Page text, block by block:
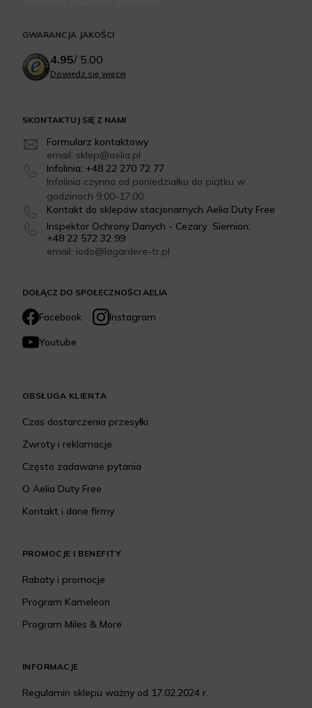
DOŁĄCZ DO SPOŁECZNOŚCI AELIA
Facebook
Instagram
Youtube
SKONTAKTUJ SIĘ Z NAMI
Formularz kontaktowy
email: sklep@aelia.pl
Infolinia: +48 22 270 72 77
Infolinia czynna od poniedziałku do piątku w
godzinach 9:00-17:00
Kontakt do sklepów stacjonarnych Aelia Duty Free
Inspektor Ochrony Danych - Cezary Siemion:
+48 22 572 32 99
email: iodo@lagardere-tr.pl
OBSŁUGA KLIENTA
Czas dostarczenia przesyłki
Zwroty i reklamacje
Często zadawane pytania
O Aelia Duty Free
Kontakt i dane firmy
PROMOCJE I BENEFITY
Rabaty i promocje
Program Kameleon
Program Miles & More
INFORMACJE
Regulamin sklepu ważny od 17.02.2024 r.
GWARANCJA JAKOŚCI
4.95/ 5.00
Dowiedz się więcej